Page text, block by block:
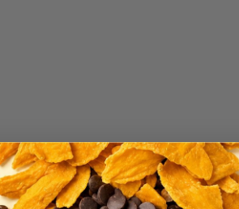
lze upravit množství. Pro extra